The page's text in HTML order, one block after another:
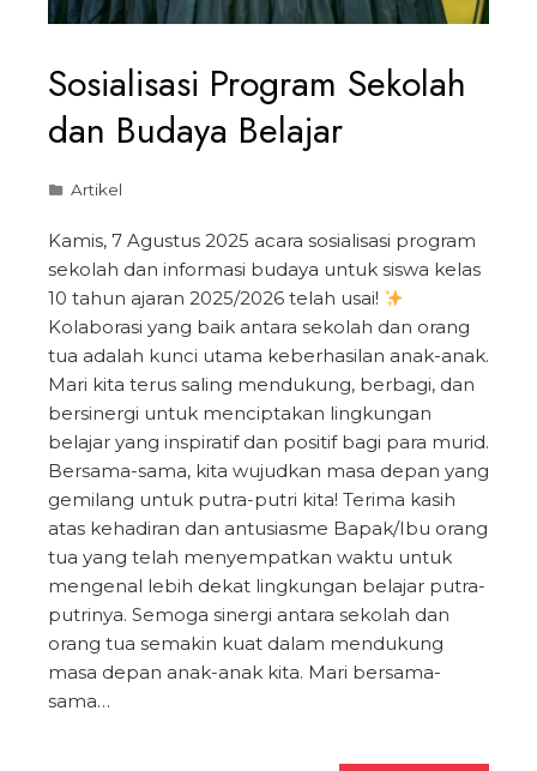
Sosialisasi Program Sekolah
dan Budaya Belajar
Artikel
Kamis, 7 Agustus 2025 acara sosialisasi program
sekolah dan informasi budaya untuk siswa kelas
10 tahun ajaran 2025/2026 telah usai!
Kolaborasi yang baik antara sekolah dan orang
tua adalah kunci utama keberhasilan anak-anak.
Mari kita terus saling mendukung, berbagi, dan
bersinergi untuk menciptakan lingkungan
belajar yang inspiratif dan positif bagi para murid.
Bersama-sama, kita wujudkan masa depan yang
gemilang untuk putra-putri kita! Terima kasih
atas kehadiran dan antusiasme Bapak/Ibu orang
tua yang telah menyempatkan waktu untuk
mengenal lebih dekat lingkungan belajar putra-
putrinya. Semoga sinergi antara sekolah dan
orang tua semakin kuat dalam mendukung
masa depan anak-anak kita. Mari bersama-
sama…